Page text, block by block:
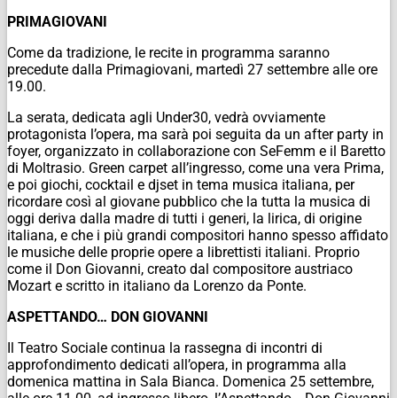
PRIMAGIOVANI
Come da tradizione, le recite in programma saranno
precedute dalla Primagiovani, martedì 27 settembre alle ore
19.00.
La serata, dedicata agli Under30, vedrà ovviamente
protagonista l’opera, ma sarà poi seguita da un after party in
foyer, organizzato in collaborazione con SeFemm e il Baretto
di Moltrasio. Green carpet all’ingresso, come una vera Prima,
e poi giochi, cocktail e djset in tema musica italiana, per
ricordare così al giovane pubblico che la tutta la musica di
oggi deriva dalla madre di tutti i generi, la lirica, di origine
italiana, e che i più grandi compositori hanno spesso affidato
le musiche delle proprie opere a librettisti italiani. Proprio
come il Don Giovanni, creato dal compositore austriaco
Mozart e scritto in italiano da Lorenzo da Ponte.
ASPETTANDO… DON GIOVANNI
Il Teatro Sociale continua la rassegna di incontri di
approfondimento dedicati all’opera, in programma alla
domenica mattina in Sala Bianca. Domenica 25 settembre,